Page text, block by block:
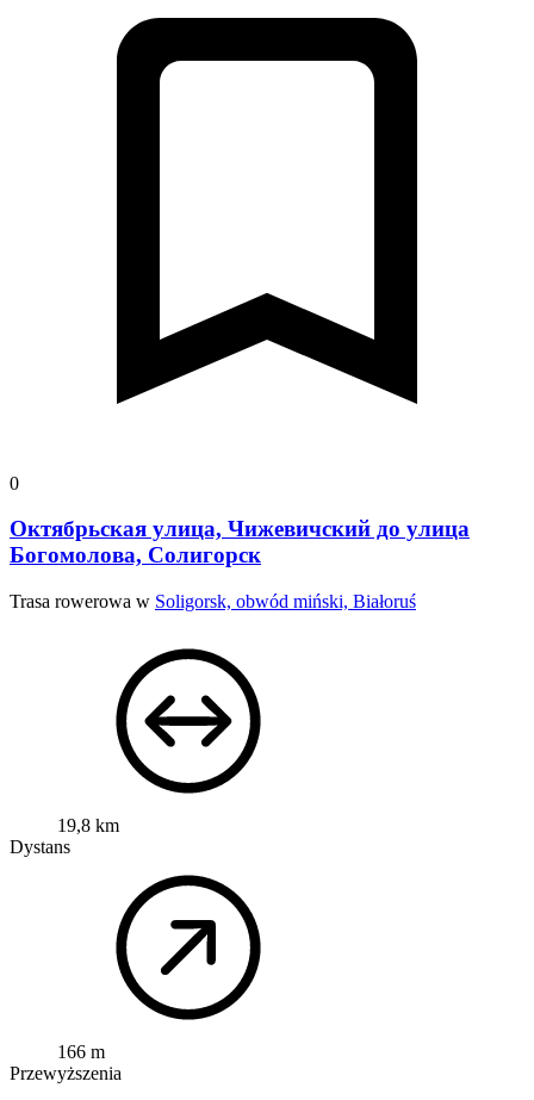
0
Октябрьская улица, Чижевичский до улица
Богомолова, Солигорск
Trasa rowerowa w Soligorsk, obwód miński, Białoruś
19,8 km
Dystans
166 m
Przewyższenia